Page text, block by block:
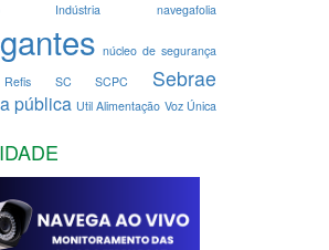
Indústria navegafolia
núcleo de segurança
Refis SC SCPC Sebrae
pública Util Alimentação Voz Única